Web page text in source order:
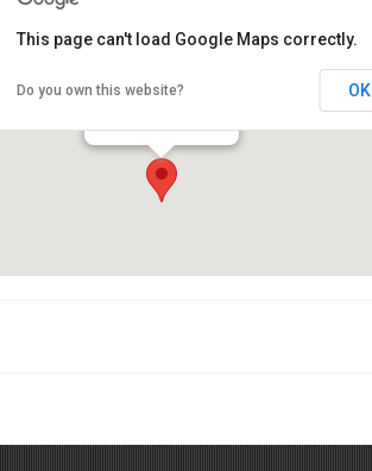
Passeig de la platja 30
This page can't load Google Maps correctly.
Do you own this website? OK